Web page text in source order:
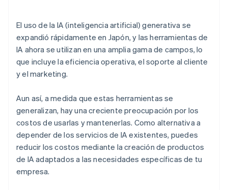
El uso de la IA (inteligencia artificial) generativa se
expandió rápidamente en Japón, y las herramientas de
IA ahora se utilizan en una amplia gama de campos, lo
que incluye la eficiencia operativa, el soporte al cliente
y el marketing.
Aun así, a medida que estas herramientas se
generalizan, hay una creciente preocupación por los
costos de usarlas y mantenerlas. Como alternativa a
depender de los servicios de IA existentes, puedes
reducir los costos mediante la creación de productos
de IA adaptados a las necesidades específicas de tu
empresa.